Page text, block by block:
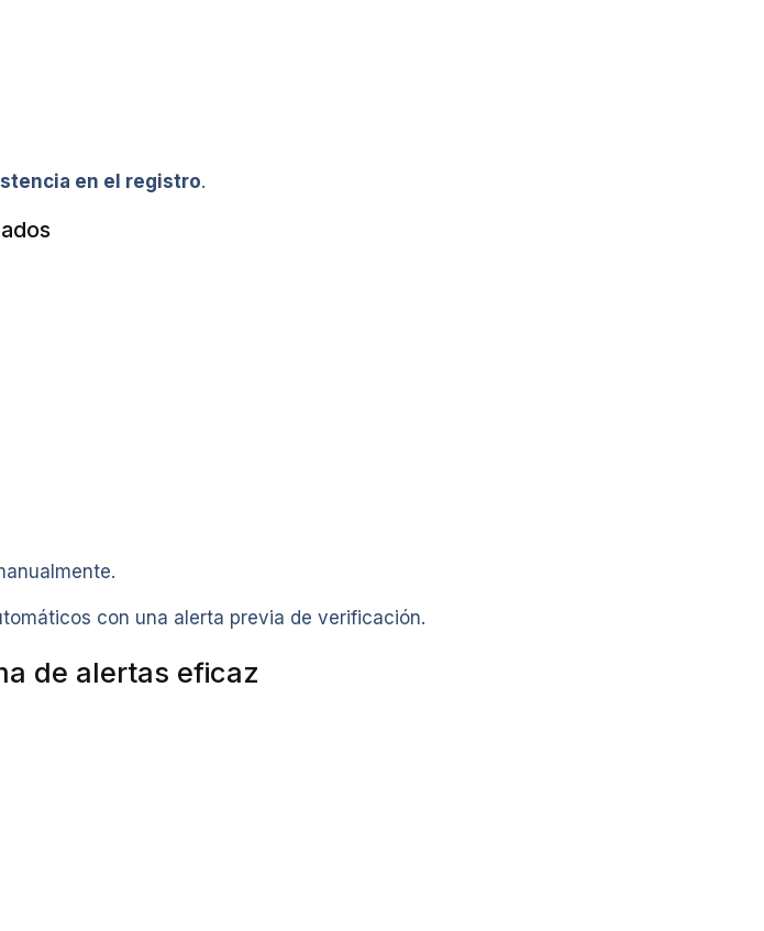
en el registro.
con una alerta previa de verificación.
de alertas eficaz